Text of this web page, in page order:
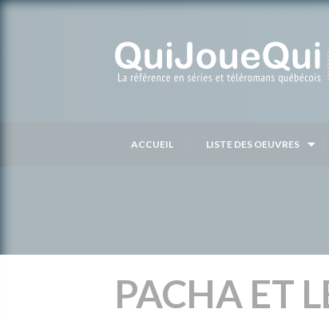
ACCUEIL LISTE DES OEUVRES
PACHA ET